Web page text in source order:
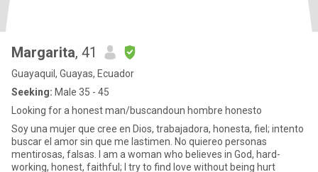
Margarita, 41
Guayaquil, Guayas, Ecuador
Seeking: Male 35 - 45
Looking for a honest man/buscandoun hombre honesto
Soy una mujer que cree en Dios, trabajadora, honesta, fiel; intento
buscar el amor sin que me lastimen. No quiereo personas
mentirosas, falsas. I am a woman who believes in God, hard-
working, honest, faithful; I try to find love without being hurt